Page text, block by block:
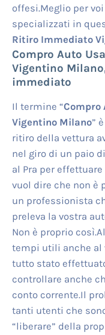
offesi.Meglio per
specializzati in
Ritiro Immediato
Compro Auto
Vigentino Milano
immediato
Il termine “Compro
Vigentino Milano”
ritiro della vettura
nel giro di un paio
al Pra per
vuol dire che non è
un professionista
preleva la vostra
Non è proprio
tempi utili anche al
tutto stato
controllare anche
conto corrente.Il
tanti utenti che
“liberare” della